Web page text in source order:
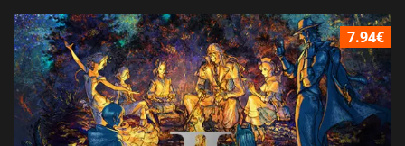
7.94€